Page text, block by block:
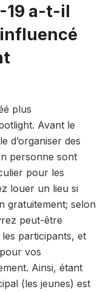
19 a-t-il
plus
Avant le
d’organiser des
personne sont
pour les
louer un lieu si
gratuitement; selon
peut-être
participants, et
vos
Ainsi, étant
(les jeunes) est